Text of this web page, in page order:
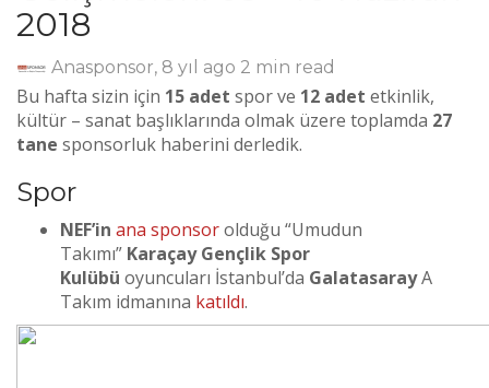
2018
Anasponsor, 8 yıl ago 2 min read
Bu hafta sizin için 15 adet spor ve 12 adet etkinlik,
kültür – sanat başlıklarında olmak üzere toplamda 27
tane sponsorluk haberini derledik.
Spor
NEF’in ana sponsorolduğu “Umudun
Takımı” Karaçay Gençlik Spor
Kulübü oyuncuları İstanbul’da GalatasarayA
Takım idmanına katıldı.